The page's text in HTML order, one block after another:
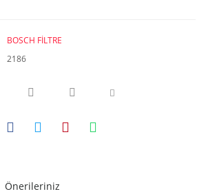
BOSCH FİLTRE
2186
Önerileriniz